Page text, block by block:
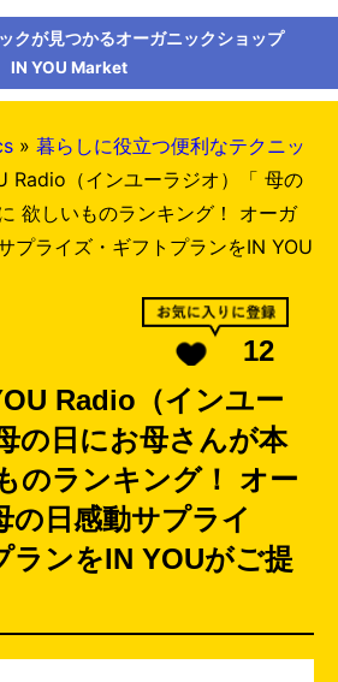
クが見つかるオーガニックショップ
IN YOU Market
» 暮らしに役立つ便利なテクニッ
Radio（インユーラジオ）「 母の
欲しいものランキング！ オーガ
プライズ・ギフトプランをIN YOU
12
Radio（インユー
の日にお母さんが本
のランキング！ オー
の日感動サプライ
ランをIN YOUがご提